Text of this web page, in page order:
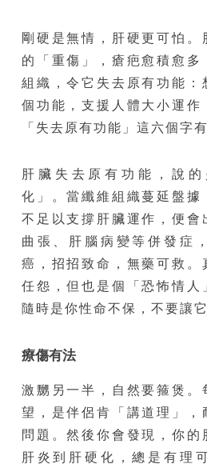
剛硬是無情，肝硬更可怕。
的「重傷」，瘡疤愈積愈多
組織，令它失去原有功能：
個功能，支援人體大小運作
「失去原有功能」這六個字
肝臟失去原有功能，說
化」。當纖維組織蔓延盤據
不足以支撐肝臟運作，便會
曲張、肝腦病變等併發症
癌，招招致命，無藥可救。
任怨，但也是個「恐怖情人
隨時是你性命不保，不要讓
療傷有法
激嬲另一半，自然要箍煲。
望，是伴侶肯「講道理」，
問題。然後你會發現，你的
肝炎到肝硬化，總是有理